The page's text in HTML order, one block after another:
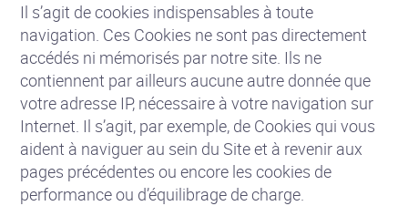
Il s’agit de cookies indispensables à toute
navigation. Ces Cookies ne sont pas directement
accédés ni mémorisés par notre site. Ils ne
contiennent par ailleurs aucune autre donnée que
votre adresse IP, nécessaire à votre navigation sur
Internet. Il s’agit, par exemple, de Cookies qui vous
aident à naviguer au sein du Site et à revenir aux
pages précédentes ou encore les cookies de
performance ou d’équilibrage de charge.